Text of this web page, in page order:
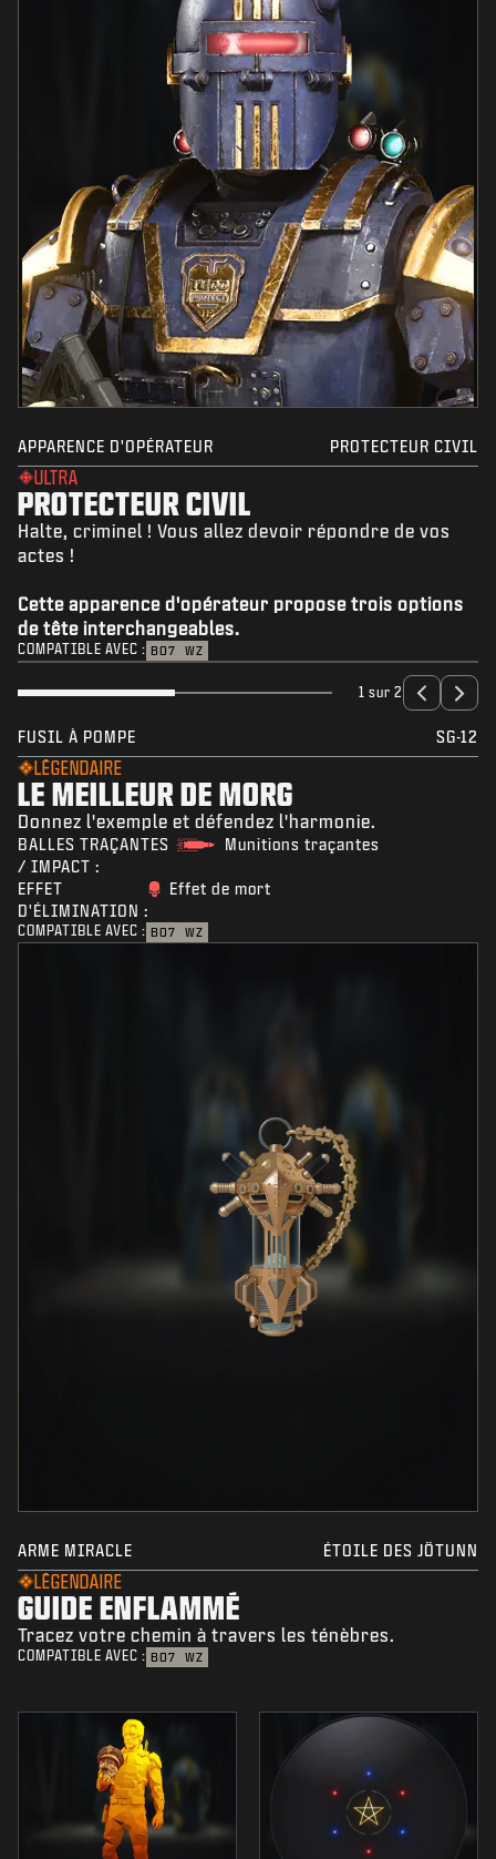
APPARENCE D'OPÉRATEUR PROTECTEUR CIVIL
ULTRA
PROTECTEUR CIVIL
Halte, criminel ! Vous allez devoir répondre de vos
actes !
Cette apparence d'opérateur propose trois options
de tête interchangeables.
COMPATIBLE AVEC : BO7 WZ
1 sur 2
FUSIL À POMPE SG-12
LÉGENDAIRE
LE MEILLEUR DE MORG
Donnez l'exemple et défendez l'harmonie.
BALLES TRAÇANTES
/ IMPACT :
Munitions traçantes
EFFET
D'ÉLIMINATION :
Effet de mort
COMPATIBLE AVEC : BO7 WZ
ARME MIRACLE ÉTOILE DES JÖTUNN
LÉGENDAIRE
GUIDE ENFLAMMÉ
Tracez votre chemin à travers les ténèbres.
COMPATIBLE AVEC : BO7 WZ